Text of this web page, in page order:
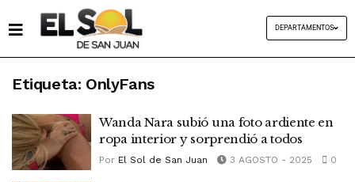
DEPARTAMENTOS
Etiqueta: OnlyFans
Wanda Nara subió una foto ardiente en
ropa interior y sorprendió a todos
Por El Sol de San Juan 3 AGOSTO - 2025 0